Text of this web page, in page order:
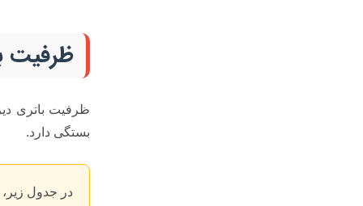
ظرفیت
ظرفیت باتری
بستگی دارد.
در جدول